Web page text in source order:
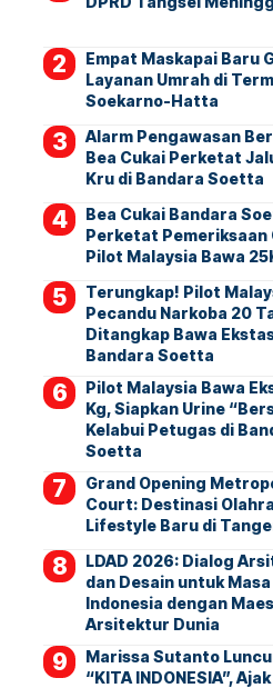
Empat Maskapai Baru
Layanan Umrah di
Soekarno-Hatta
Alarm Pengawasan
Bea Cukai Perketat
Kru di Bandara Soetta
Bea Cukai Bandara
Perketat Pemeriksaan
Pilot Malaysia Bawa
Terungkap! Pilot
Pecandu Narkoba 20
Ditangkap Bawa
Bandara Soetta
Pilot Malaysia Bawa
Kg, Siapkan Urine
Kelabui Petugas di
Soetta
Grand Opening
Court: Destinasi
Lifestyle Baru di
LDAD 2026: Dialog
dan Desain untuk
Indonesia dengan
Arsitektur Dunia
Marissa Sutanto
“KITA INDONESIA”,